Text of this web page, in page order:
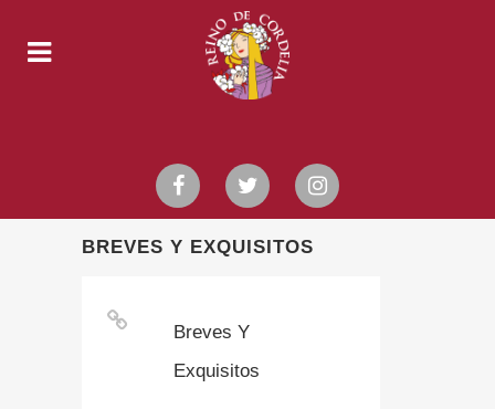
BREVES Y EXQUISITOS
Breves Y
Exquisitos